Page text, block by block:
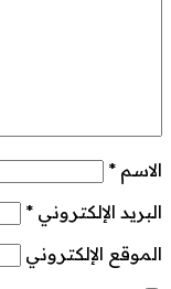
الاسم *
البريد الإلكتروني *
الموقع الإلكتروني